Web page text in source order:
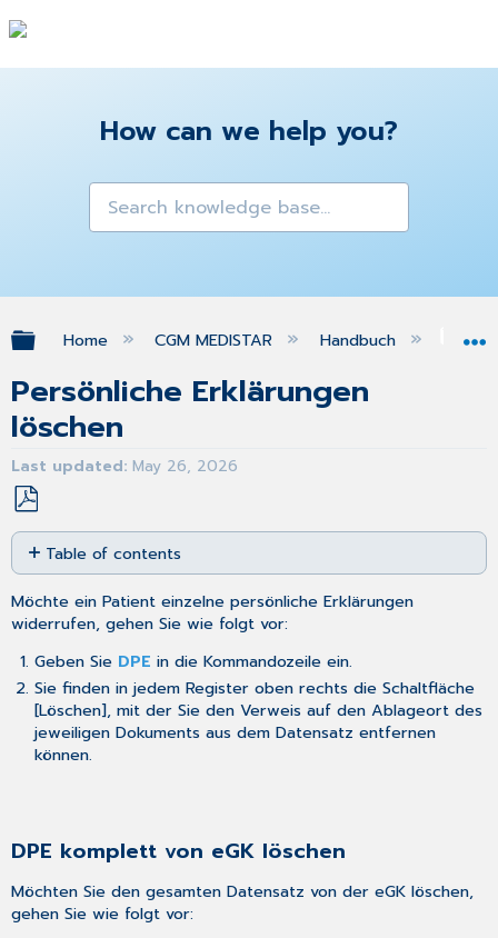
How can we help you?
Expand/collapse global hierarchy
Home CGM MEDISTAR Handbuch
Persönliche Erklärungen
löschen
Last updated May 26, 2026
Save
as
PDF
Table of contents
komplett
von
eGK
löschen
Möchte ein Patient einzelne persönliche Erklärungen
widerrufen, gehen Sie wie folgt vor:
Geben Sie DPE in die Kommandozeile ein.
Sie finden in jedem Register oben rechts die Schaltfläche
[Löschen], mit der Sie den Verweis auf den Ablageort des
jeweiligen Dokuments aus dem Datensatz entfernen
können.
DPE komplett von eGK löschen
Möchten Sie den gesamten Datensatz von der eGK löschen,
gehen Sie wie folgt vor: